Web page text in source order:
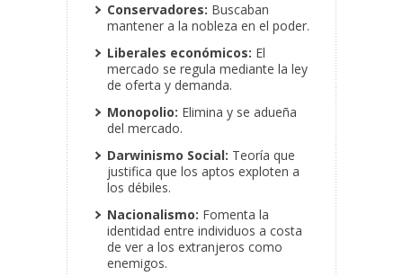
Conservadores: Buscaban
mantener a la nobleza en el poder.
Liberales económicos: El
mercado se regula mediante la ley
de oferta y demanda.
Monopolio: Elimina y se adueña
del mercado.
Darwinismo Social: Teoría que
justifica que los aptos exploten a
los débiles.
Nacionalismo: Fomenta la
identidad entre individuos a costa
de ver a los extranjeros como
enemigos.